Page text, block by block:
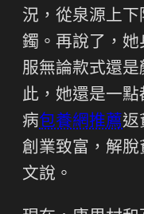
況，從泉源上
鐲。再說了，
服無論款式還
此，她還是一
病包養網推薦返
創業致富，解脫
文說。